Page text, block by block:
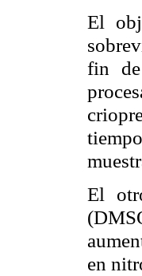
El
fin
El
en